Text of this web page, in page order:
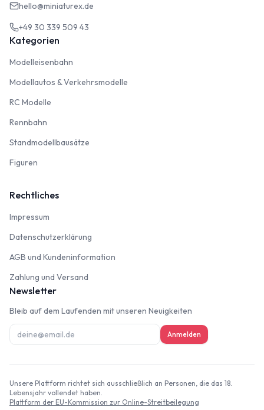
hello@miniaturex.de
+49 30 339 509 43
Kategorien
Modelleisenbahn
Modellautos & Verkehrsmodelle
RC Modelle
Rennbahn
Standmodellbausätze
Figuren
Rechtliches
Impressum
Datenschutzerklärung
AGB und Kundeninformation
Zahlung und Versand
Newsletter
Bleib auf dem Laufenden mit unseren Neuigkeiten
Anmelden
Unsere Plattform richtet sich ausschließlich an Personen, die das 18.
Lebensjahr vollendet haben.
Plattform der EU-Kommission zur Online-Streitbeilegung